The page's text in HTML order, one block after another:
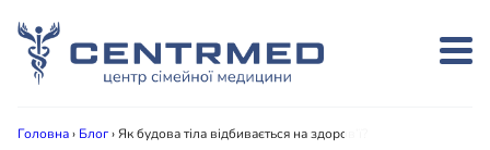
Головна› Блог›Як будова тіла відбивається на здоров’ї?